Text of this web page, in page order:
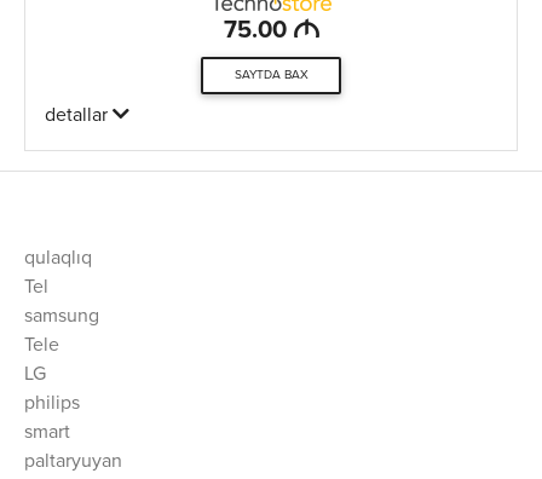
75.00 M
SAYTDA BAX
detallar
qulaqlıq
Tel
samsung
Tele
LG
philips
smart
paltaryuyan